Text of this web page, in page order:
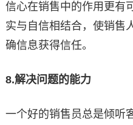
信心在销售中的作用更有
实与自信相结合，使销售
确信息获得信任。
8.解决问题的能力
一个好的销售员总是倾听